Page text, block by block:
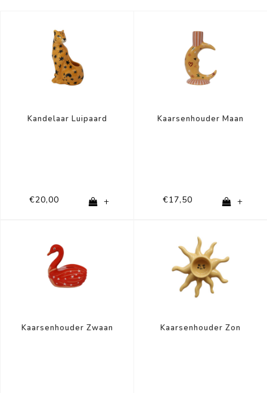
Kandelaar Luipaard
€20,00 +
Kaarsenhouder Maan
€17,50 +
Kaarsenhouder Zwaan Kaarsenhouder Zon